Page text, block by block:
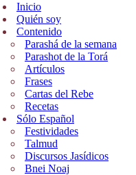
Inicio
Quién soy
Contenido
Parashá de la semana
Parashot de la Torá
Artículos
Frases
Cartas del Rebe
Recetas
Sólo Español
Festividades
Talmud
Discursos Jasídicos
Bnei Noaj